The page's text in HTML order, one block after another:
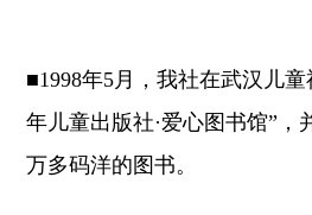
■1998年5月，我社在武汉儿
年儿童出版社·爱心图书馆”，
万多码洋的图书。